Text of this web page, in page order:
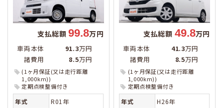
支払総額99.8万円
車両本体 91.3万円
諸費用
8.5万円
(1ヶ月保証(又は走行距離
1,000km))
定期点検整備付き
年式
R01年
支払総額 49.8万円
車両本体 41.3万円
諸費用
8.5万円
(1ヶ月保証(又は走行距離
1,000km))
定期点検整備付き
年式
H26年